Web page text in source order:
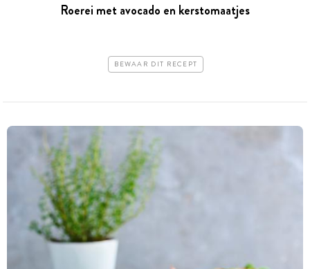
Roerei met avocado en kerstomaatjes
BEWAAR DIT RECEPT